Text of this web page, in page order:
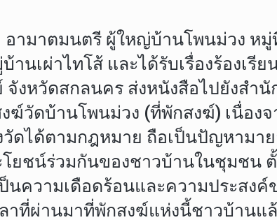
อามาตมนตรี ผู้ใหญ่บ้านโพนม่วง ห
านเผ่าไทโส้ และได้รับเรื่องร้องเ
งหวัดสกลนคร ส่งหนังสือไปยังสำ
ฆ์วัดบ้านโพนม่วง (ที่พักสงฆ์) เนื่อง
ดได้ตามกฎหมาย ถือเป็นปัญหามา
โยชน์ร่วมกันของชาวบ้านในชุมชน
นความเดือดร้อนและความประสง
าที่ผ่านมาที่พักสงฆ์แห่งนี้ชาวบ้าน